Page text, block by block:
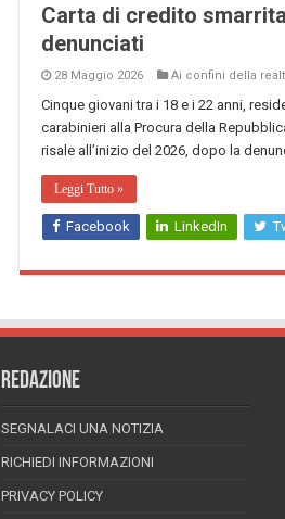
Carta di credito
denunciati
28 Maggio 2026 Ai confini della
Cinque giovani tra i 18 e i 22 anni,
carabinieri alla Procura della
risale all’inizio del 2026, dopo la
Leggi Tutto »
Facebook LinkedIn
REDAZIONE
SEGNALACI UNA NOTIZIA
RICHIEDI INFORMAZIONI
PRIVACY POLICY